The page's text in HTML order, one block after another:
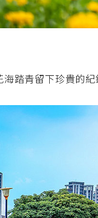
海踏青留下珍貴的